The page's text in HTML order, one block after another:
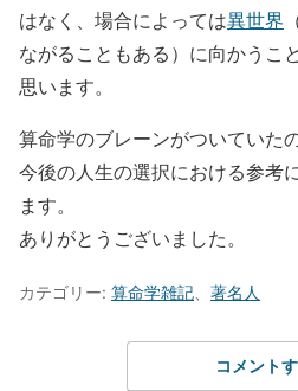
はなく、場合によっては異世界
ながることもある）に向かうこ
思います。
算命学のブレーンがついていた
今後の人生の選択における参考
ます。
ありがとうございました。
カテゴリー: 算命学雑記 著名人
コメント